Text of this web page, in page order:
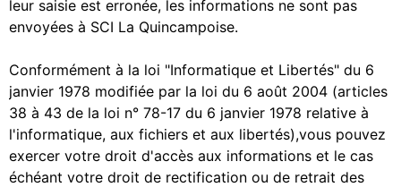
leur saisie est erronée, les informations ne sont pas
envoyées à SCI La Quincampoise.
Conformément à la loi "Informatique et Libertés" du 6
janvier 1978 modifiée par la loi du 6 août 2004 (articles
38 à 43 de la loi n° 78-17 du 6 janvier 1978 relative à
l'informatique, aux fichiers et aux libertés),vous pouvez
exercer votre droit d'accès aux informations et le cas
échéant votre droit de rectification ou de retrait des